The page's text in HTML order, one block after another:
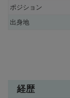
ポジション
出身地
経歴